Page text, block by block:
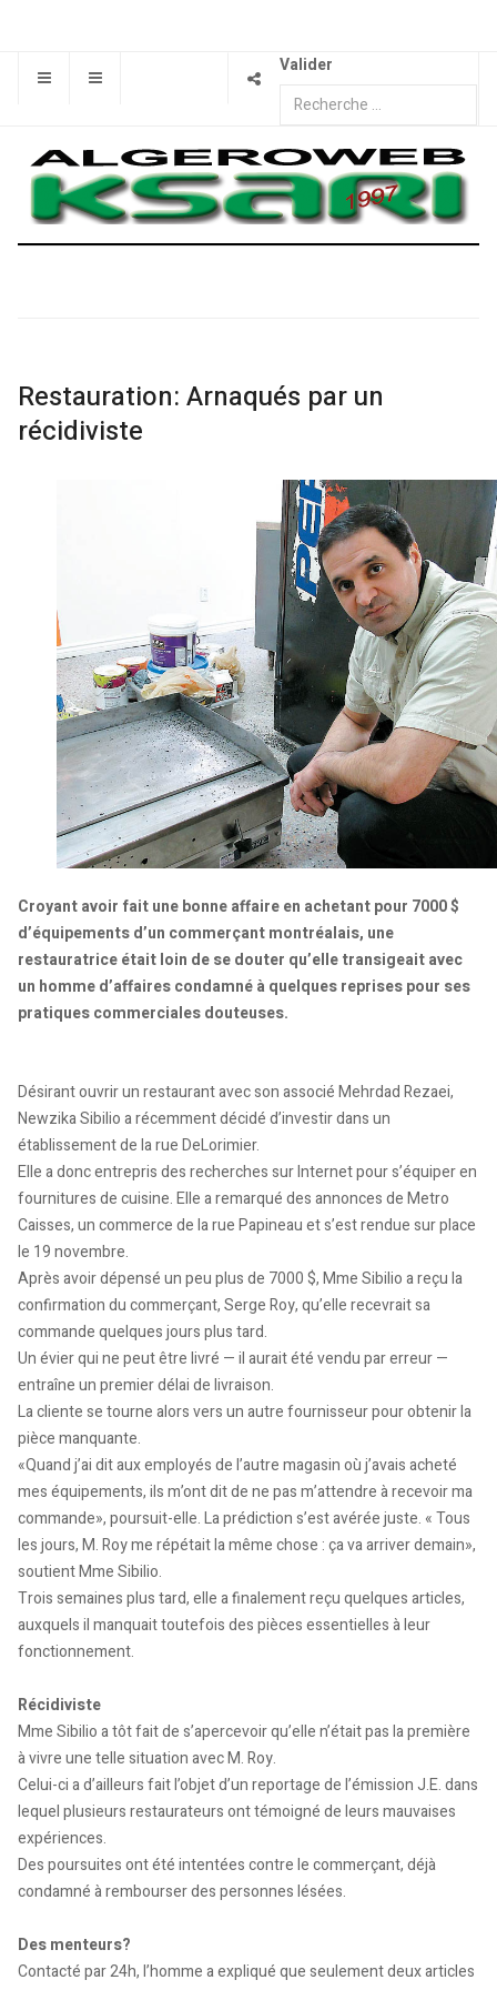
Valider
Restauration: Arnaqués par un
récidiviste
Croyant avoir fait une bonne affaire en achetant pour 7000 $
d’équipements d’un commerçant montréalais, une
restauratrice était loin de se douter qu’elle transigeait avec
un homme d’affaires condamné à quelques reprises pour ses
pratiques commerciales douteuses.
Désirant ouvrir un restaurant avec son associé Mehrdad Rezaei,
Newzika Sibilio a récemment décidé d’investir dans un
établissement de la rue DeLorimier.
Elle a donc entrepris des recherches sur Internet pour s’équiper en
fournitures de cuisine. Elle a remarqué des annonces de Metro
Caisses, un commerce de la rue Papineau et s’est rendue sur place
le 19 novembre.
Après avoir dépensé un peu plus de 7000 $, Mme Sibilio a reçu la
confirmation du commerçant, Serge Roy, qu’elle recevrait sa
commande quelques jours plus tard.
Un évier qui ne peut être livré — il aurait été vendu par erreur —
entraîne un premier délai de livraison.
La cliente se tourne alors vers un autre fournisseur pour obtenir la
pièce manquante.
«Quand j’ai dit aux employés de l’autre magasin où j’avais acheté
mes équipements, ils m’ont dit de ne pas m’attendre à recevoir ma
commande», poursuit-elle. La prédiction s’est avérée juste. « Tous
les jours, M. Roy me répétait la même chose : ça va arriver demain»,
soutient Mme Sibilio.
Trois semaines plus tard, elle a finalement reçu quelques articles,
auxquels il manquait toutefois des pièces essentielles à leur
fonctionnement.
Récidiviste
Mme Sibilio a tôt fait de s’apercevoir qu’elle n’était pas la première
à vivre une telle situation avec M. Roy.
Celui-ci a d’ailleurs fait l’objet d’un reportage de l’émission J.E. dans
lequel plusieurs restaurateurs ont témoigné de leurs mauvaises
expériences.
Des poursuites ont été intentées contre le commerçant, déjà
condamné à rembourser des personnes lésées.
Des menteurs?
Contacté par 24h, l’homme a expliqué que seulement deux articles